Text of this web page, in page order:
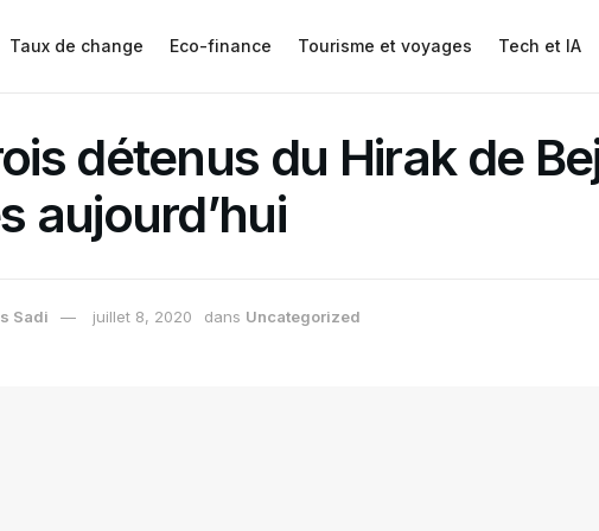
Taux de change Eco-finance Tourisme et voyages Tech et IA
détenus du Hirak de
aujourd’hui
Sadi juillet 8, 2020 dans Uncategorized